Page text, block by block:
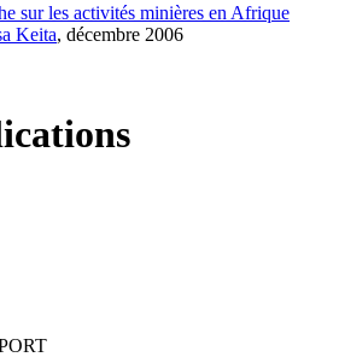
sur les activités minières en Afrique
Keita, décembre 2006